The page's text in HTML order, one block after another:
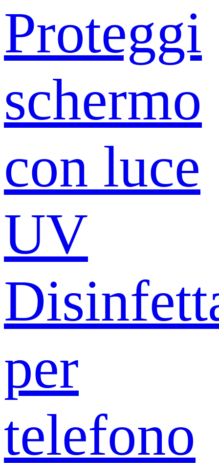
Proteggi
schermo
con luce
UV
per
telefono